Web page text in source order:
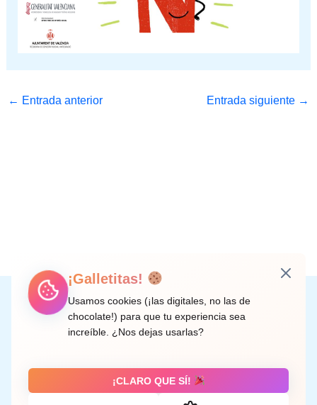
← Entrada anterior Entrada siguiente →
Instagram
Facebook
X LinkedIn
Correo electrónico
C/ Doctor Rodríguez de la Fuente, 8 València
¡Galletitas!
Usamos cookies (¡las digitales, no las de
chocolate!) para que tu experiencia sea
increíble. ¿Nos dejas usarlas?
¡CLARO QUE SÍ!